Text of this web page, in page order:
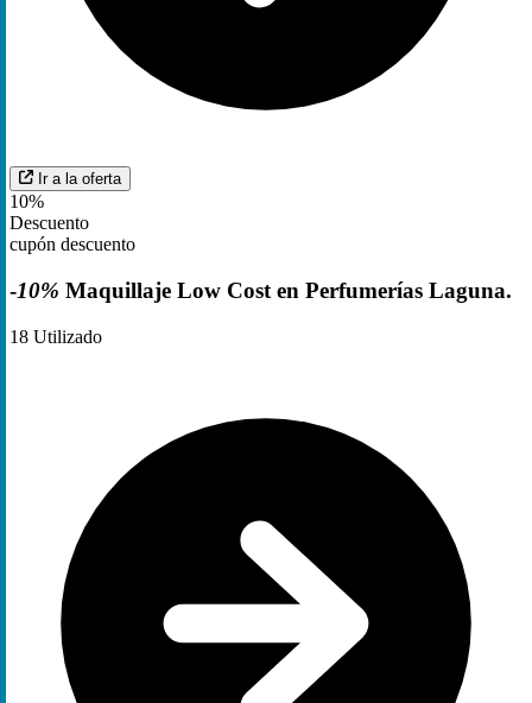
Ir a la oferta
10%
Descuento
cupón descuento
-10% Maquillaje Low Cost en Perfumerías Laguna.
18 Utilizado